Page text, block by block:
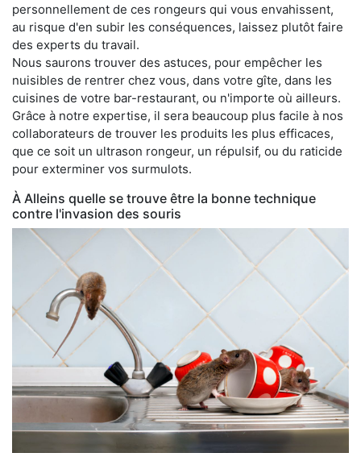
personnellement de ces rongeurs qui vous envahissent,
au risque d'en subir les conséquences, laissez plutôt faire
des experts du travail.
Nous saurons trouver des astuces, pour empêcher les
nuisibles de rentrer chez vous, dans votre gîte, dans les
cuisines de votre bar-restaurant, ou n'importe où ailleurs.
Grâce à notre expertise, il sera beaucoup plus facile à nos
collaborateurs de trouver les produits les plus efficaces,
que ce soit un ultrason rongeur, un répulsif, ou du raticide
pour exterminer vos surmulots.
À Alleins quelle se trouve être la bonne technique
contre l'invasion des souris